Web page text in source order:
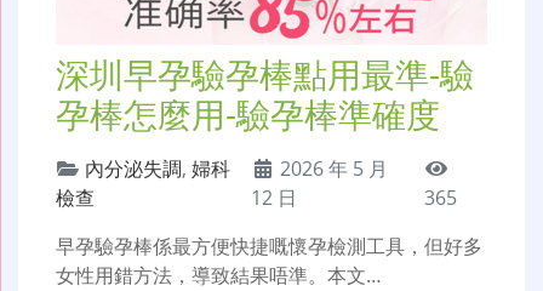
深圳早孕驗孕棒點用最準-驗
孕棒怎麼用-驗孕棒準確度
內分泌失調, 婦科
檢查
2026 年 5 月
12 日
365
早孕驗孕棒係最方便快捷嘅懷孕檢測工具，但好多
女性用錯方法，導致結果唔準。本文…